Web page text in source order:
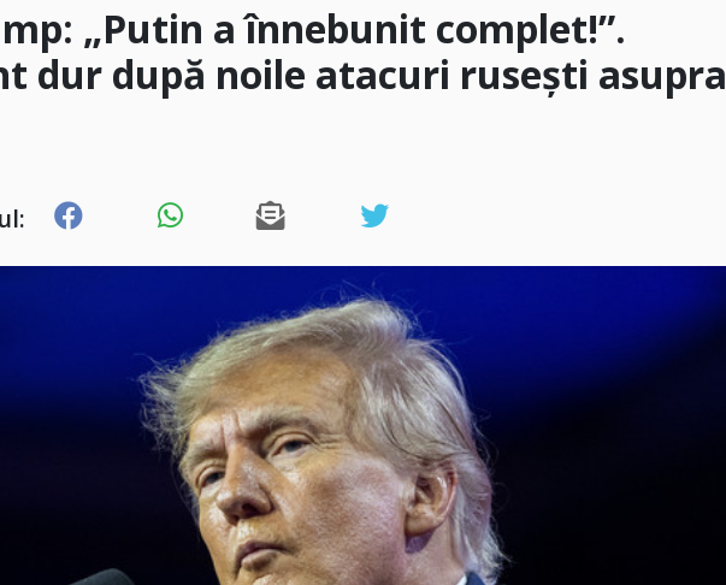
„Putin a înnebunit complet!”.
dur după noile atacuri rusești asupra